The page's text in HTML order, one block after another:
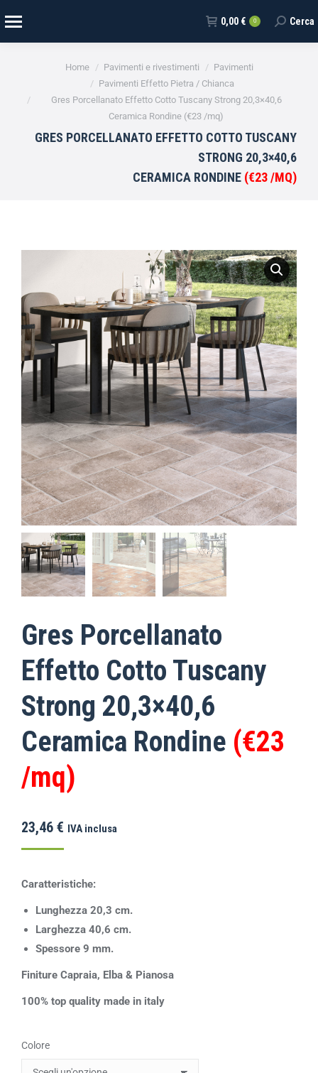
0,00 € 0 Cerca
Tu sei qui:Home Pavimenti e rivestimenti
Pavimenti
Pavimenti Effetto Pietra / Chianca
Gres Porcellanato Effetto Cotto Tuscany Strong 20,3×40,6
Ceramica Rondine (€23 /mq)
GRES PORCELLANATO EFFETTO COTTO TUSCANY
STRONG 20,3×40,6
CERAMICA RONDINE (€23 /MQ)
Gres Porcellanato
Effetto Cotto Tuscany
Strong 20,3×40,6
Ceramica Rondine (€23
/mq)
23,46 € IVA inclusa
Caratteristiche:
Lunghezza 20,3 cm.
Larghezza 40,6 cm.
Spessore 9 mm.
Finiture Capraia, Elba & Pianosa
100% top quality made in italy
Colore